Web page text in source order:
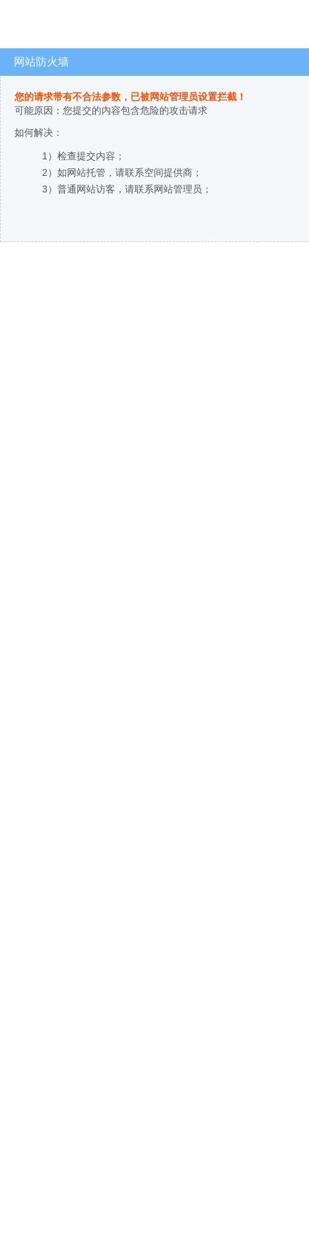
网站防火墙
您的请求带有不合法参数，已被网站管理员设置拦截！
可能原因：您提交的内容包含危险的攻击请求
如何解决：
1）检查提交内容；
2）如网站托管，请联系空间提供商；
3）普通网站访客，请联系网站管理员；